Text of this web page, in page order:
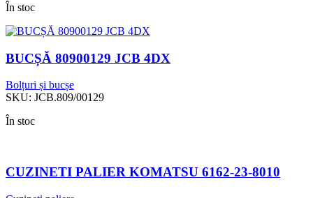
În stoc
BUCȘĂ 80900129 JCB 4DX
Bolțuri și bucșe
SKU: JCB.809/00129
În stoc
CUZINETI PALIER KOMATSU 6162-23-8010